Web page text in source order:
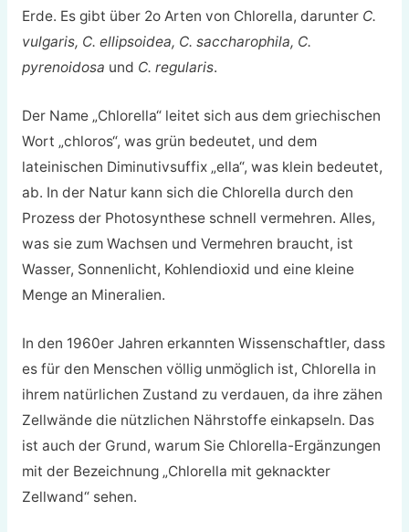
Erde. Es gibt über 2o Arten von Chlorella, darunter C.
vulgaris, C. ellipsoidea, C. saccharophila, C.
pyrenoidosa und C. regularis.
Der Name „Chlorella“ leitet sich aus dem griechischen
Wort „chloros“, was grün bedeutet, und dem
lateinischen Diminutivsuffix „ella“, was klein bedeutet,
ab. In der Natur kann sich die Chlorella durch den
Prozess der Photosynthese schnell vermehren. Alles,
was sie zum Wachsen und Vermehren braucht, ist
Wasser, Sonnenlicht, Kohlendioxid und eine kleine
Menge an Mineralien.
In den 1960er Jahren erkannten Wissenschaftler, dass
es für den Menschen völlig unmöglich ist, Chlorella in
ihrem natürlichen Zustand zu verdauen, da ihre zähen
Zellwände die nützlichen Nährstoffe einkapseln. Das
ist auch der Grund, warum Sie Chlorella-Ergänzungen
mit der Bezeichnung „Chlorella mit geknackter
Zellwand“ sehen.